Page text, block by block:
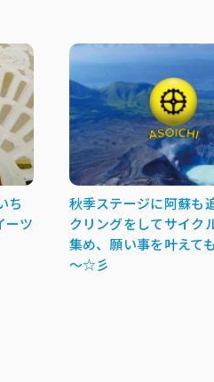
ち
ーツ
秋季ステージに阿蘇も
クリングをしてサイク
集め、願い事を叶えて
～☆彡